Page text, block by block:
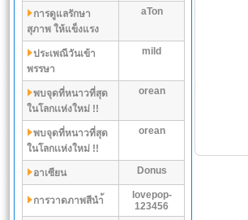
การดูแลรักษา
สุภาพ ให้แข็งแรง
aTon
ประเพณีวันเข้า
พรรษา
mild
พบจุดที่หนาวที่สุด
ในโลกเเห่งใหม่ !!
orean
พบจุดที่หนาวที่สุด
ในโลกเเห่งใหม่ !!
orean
อาเซียน Donus
การวาดภาพสีนำ้
lovepop-
123456